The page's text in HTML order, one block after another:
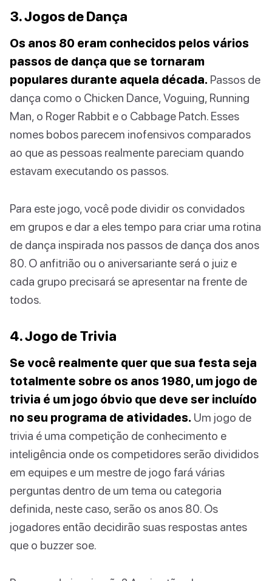
3. Jogos de Dança
Os anos 80 eram conhecidos pelos vários
passos de dança que se tornaram
populares durante aquela década. Passos de
dança como o Chicken Dance, Voguing, Running
Man, o Roger Rabbit e o Cabbage Patch. Esses
nomes bobos parecem inofensivos comparados
ao que as pessoas realmente pareciam quando
estavam executando os passos.
Para este jogo, você pode dividir os convidados
em grupos e dar a eles tempo para criar uma rotina
de dança inspirada nos passos de dança dos anos
80. O anfitrião ou o aniversariante será o juiz e
cada grupo precisará se apresentar na frente de
todos.
4. Jogo de Trivia
Se você realmente quer que sua festa seja
totalmente sobre os anos 1980, um jogo de
trivia é um jogo óbvio que deve ser incluído
no seu programa de atividades. Um jogo de
trivia é uma competição de conhecimento e
inteligência onde os competidores serão divididos
em equipes e um mestre de jogo fará várias
perguntas dentro de um tema ou categoria
definida, neste caso, serão os anos 80. Os
jogadores então decidirão suas respostas antes
que o buzzer soe.